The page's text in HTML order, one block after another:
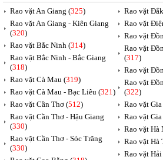
Rao vặt An Giang (325)
Rao vặt An Giang - Kiên Giang
(320)
Rao vặt Bắc Ninh (314)
Rao vặt Bắc Ninh - Bắc Giang
(318)
Rao vặt Cà Mau (319)
Rao vặt Cà Mau - Bạc Liêu (321)
Rao vặt Cần Thơ (512)
Rao vặt Cần Thơ - Hậu Giang
(330)
Rao vặt Cần Thơ - Sóc Trăng
(330)
Rao vặt
Rao vặt
Rao vặt
Rao vặt
(317)
Rao vặt
Rao vặt
(322)
Rao vặt
Rao vặt
Rao vặt Hà
Rao vặt Hà
Rao vặt